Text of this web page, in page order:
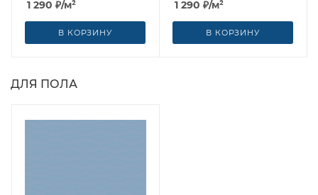
(Россия)
1 290 ₽/м²
В КОРЗИНУ
1 290 ₽/м²
В КОРЗИНУ
ДЛЯ ПОЛА